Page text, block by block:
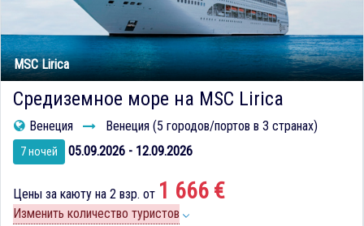
MSC Lirica
Средиземное море на MSC Lirica
Венеция Венеция (5 городов/портов в 3 странах)
7 ночей 05.09.2026 - 12.09.2026
Цены за каюту на 2 взр. от 1 666 €
Изменить количество туристов